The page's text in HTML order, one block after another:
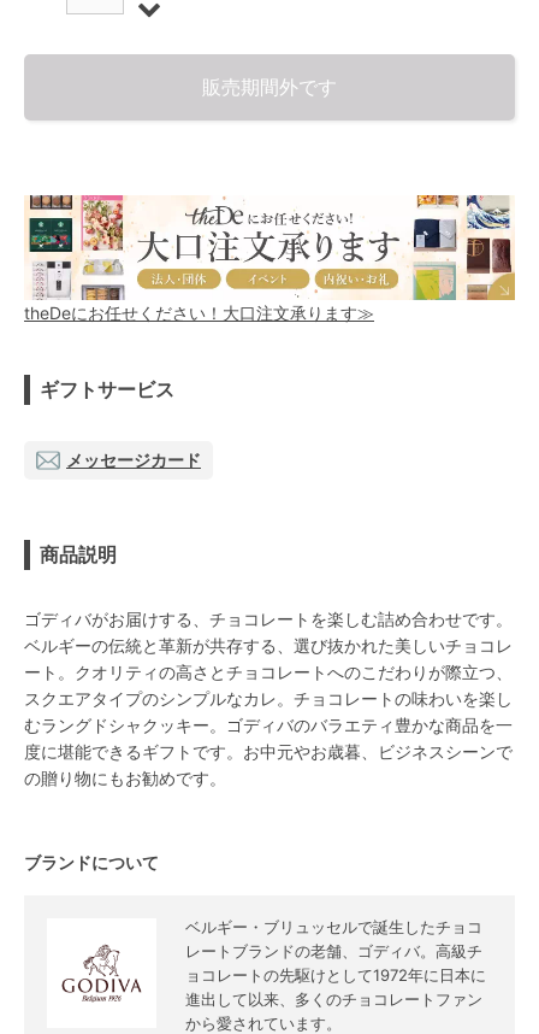
販売期間外です
theDeにお任せください！大口注文承ります≫
ギフトサービス
メッセージカード
商品説明
ゴディバがお届けする、チョコレートを楽しむ詰め合わせです。
ベルギーの伝統と革新が共存する、選び抜かれた美しいチョコレ
ート。クオリティの高さとチョコレートへのこだわりが際立つ、
スクエアタイプのシンプルなカレ。チョコレートの味わいを楽し
むラングドシャクッキー。ゴディバのバラエティ豊かな商品を一
度に堪能できるギフトです。お中元やお歳暮、ビジネスシーンで
の贈り物にもお勧めです。
ブランドについて
ベルギー・ブリュッセルで誕生したチョコ
レートブランドの老舗、ゴディバ。高級チ
ョコレートの先駆けとして1972年に日本に
進出して以来、多くのチョコレートファン
から愛されています。